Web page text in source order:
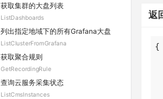
获取集群的大盘列表
ListDashboards
列出指定地域下的所有Grafana大盘
ListClusterFromGrafana
获取聚合规则
GetRecordingRule
查询云服务采集状态
ListCmsInstances
返